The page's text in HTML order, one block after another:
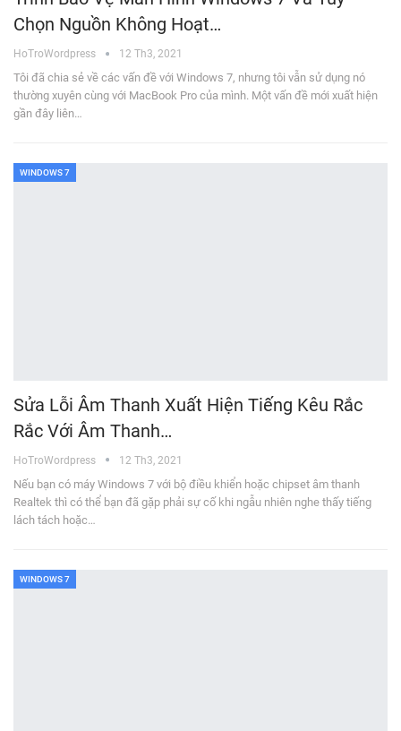
Chọn Nguồn Không Hoạt…
HoTroWordpress 12 Th3, 2021
Tôi đã chia sẻ về các vấn đề với Windows 7, nhưng tôi vẫn sử dụng nó
thường xuyên cùng với MacBook Pro của mình. Một vấn đề mới xuất hiện
gần đây liên…
WINDOWS 7
Sửa Lỗi Âm Thanh Xuất Hiện Tiếng Kêu Rắc
Rắc Với Âm Thanh…
HoTroWordpress 12 Th3, 2021
Nếu bạn có máy Windows 7 với bộ điều khiển hoặc chipset âm thanh
Realtek thì có thể bạn đã gặp phải sự cố khi ngẫu nhiên nghe thấy tiếng
lách tách hoặc…
WINDOWS 7